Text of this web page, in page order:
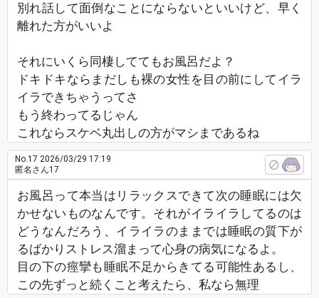
別れ話して面倒なことにならないといいけど、早く
離れた方がいいよ
それにいくら同棲しててもお風呂だよ？
ドキドキならまだしも裸の女性を目の前にしてイラ
イラできちゃうってさ
もう終わってるじゃん
これならスケベ丸出しの方がマシまであるね
No.17 2026/03/29 17:19
匿名さん17
お風呂って本当はリラックスできて次の睡眠には欠
かせないものなんです。それがイライラしてるのは
どうなんだろう、イライラのままでは睡眠の質下が
るばかりストレス溜まって心身の病気になるよ。
目の下の痙攣も睡眠不足からきてる可能性あるし、
この先ずっと続くこと考えたら、私なら無理